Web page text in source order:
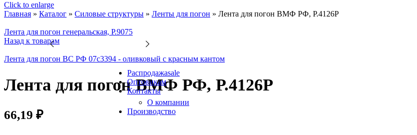
Медицинские товары
Ритуальная коллекция
Готовые изделия
Ножницы и нитки
Ножницы
Инновации
Продукция из арамидных нитей
Распродажаsale
Оптовикам
Контакты
О компании
Производство
Click to enlarge
Главная » Каталог » Силовые структуры » Ленты для погон » Лента для погон ВМФ РФ, Р.4126Р
Лента для погон генеральская, Р.9075
Назад к товарам
Лента для погон ВС РФ 07с3394 - оливковый с красным кантом
Лента для погон ВМФ РФ, Р.4126Р
66,19 ₽